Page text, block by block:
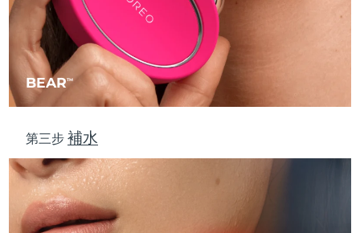
BEARTM
第三步補水
卡達
留尼旺
羅馬尼亞
俄羅斯
沙烏地阿拉伯 預計送達日期
新加坡 預計送達日期